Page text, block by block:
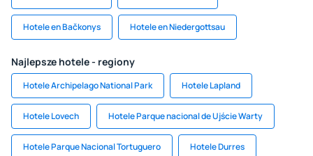
Hotele en Bačkonys Hotele en Niedergottsau
Najlepsze hotele - regiony
Hotele Archipelago National Park Hotele Lapland
Hotele Lovech Hotele Parque nacional de Ujście Warty
Hotele Parque Nacional Tortuguero Hotele Durres